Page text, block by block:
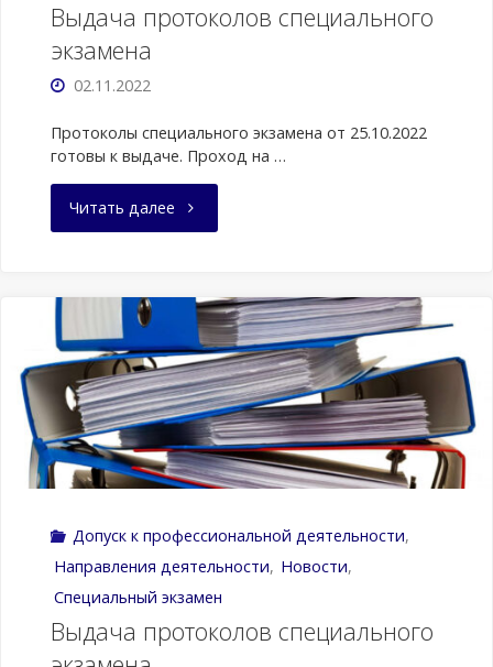
Выдача протоколов специального
экзамена
02.11.2022
Протоколы специального экзамена от 25.10.2022
готовы к выдаче. Проход на …
Читать далее"Выдача
специального
экзамена"
Допуск к профессиональной деятельности,
Направления деятельности, Новости,
Специальный экзамен
Выдача протоколов специального